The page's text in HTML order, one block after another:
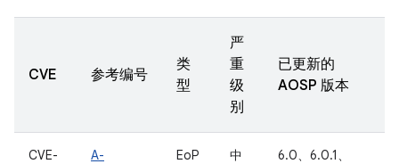
CVE 参考编号
类
型
严
重
级
别
已更新的
AOSP 版本
CVE-
A-
EoP 中
6.0、6.0.1、